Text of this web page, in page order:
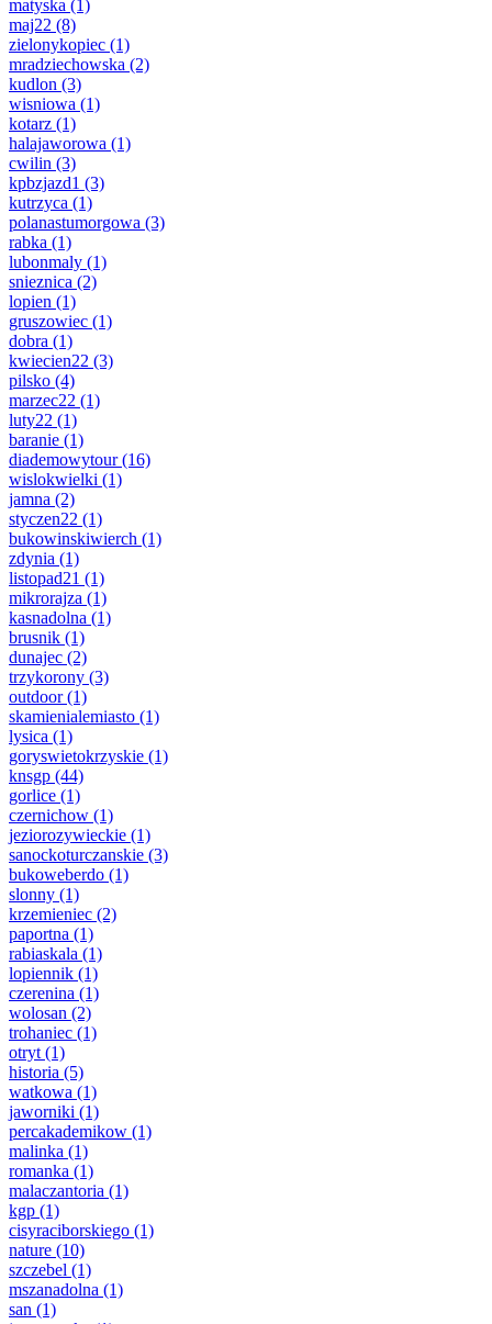
matyska (1)
maj22 (8)
zielonykopiec (1)
mradziechowska (2)
kudlon (3)
wisniowa (1)
kotarz (1)
halajaworowa (1)
cwilin (3)
kpbzjazd1 (3)
kutrzyca (1)
polanastumorgowa (3)
rabka (1)
lubonmaly (1)
snieznica (2)
lopien (1)
gruszowiec (1)
dobra (1)
kwiecien22 (3)
pilsko (4)
marzec22 (1)
luty22 (1)
baranie (1)
diademowytour(16)
wislokwielki (1)
jamna (2)
styczen22 (1)
bukowinskiwierch (1)
zdynia (1)
listopad21 (1)
mikrorajza (1)
kasnadolna (1)
brusnik (1)
dunajec (2)
trzykorony (3)
outdoor(1)
skamienialemiasto (1)
lysica (1)
goryswietokrzyskie (1)
knsgp (44)
gorlice (1)
czernichow (1)
jeziorozywieckie (1)
sanockoturczanskie (3)
bukoweberdo (1)
slonny (1)
krzemieniec (2)
paportna (1)
rabiaskala (1)
lopiennik (1)
czerenina (1)
wolosan (2)
trohaniec (1)
otryt (1)
historia (5)
watkowa (1)
jaworniki (1)
percakademikow (1)
malinka (1)
romanka (1)
malaczantoria (1)
kgp (1)
cisyraciborskiego (1)
nature (10)
szczebel (1)
mszanadolna (1)
san (1)